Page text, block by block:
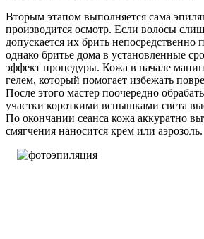
Вторым этапом выполняется сама
производится осмотр. Если волосы
допускается их брить непосредственно
однако бритье дома в установленные
эффект процедуры. Кожа в начале
гелем, который помогает избежать
После этого мастер поочередно
участки короткими вспышками света
По окончании сеанса кожа аккуратно
смягчения наносится крем или аэрозоль.